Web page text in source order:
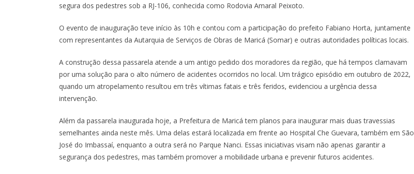
segura dos pedestres sob a RJ-106, conhecida como Rodovia Amaral Peixoto.
O evento de inauguração teve início às 10h e contou com a participação do prefeito Fabiano Horta, juntamente
com representantes da Autarquia de Serviços de Obras de Maricá (Somar) e outras autoridades políticas locais.
A construção dessa passarela atende a um antigo pedido dos moradores da região, que há tempos clamavam
por uma solução para o alto número de acidentes ocorridos no local. Um trágico episódio em outubro de 2022,
quando um atropelamento resultou em três vítimas fatais e três feridos, evidenciou a urgência dessa
intervenção.
Além da passarela inaugurada hoje, a Prefeitura de Maricá tem planos para inaugurar mais duas travessias
semelhantes ainda neste mês. Uma delas estará localizada em frente ao Hospital Che Guevara, também em São
José do Imbassaí, enquanto a outra será no Parque Nanci. Essas iniciativas visam não apenas garantir a
segurança dos pedestres, mas também promover a mobilidade urbana e prevenir futuros acidentes.